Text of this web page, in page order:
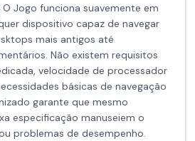
Jogo funciona suavemente em
dispositivo capaz de navegar
mais antigos até
Não existem requisitos
velocidade de processador
básicas de navegação
garante que mesmo
especificação manuseiem o
problemas de desempenho.